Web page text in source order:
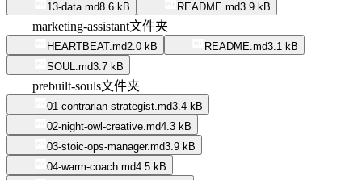
13-data.md8.6 kB README.md3.9 kB
marketing-assistant文件夹
HEARTBEAT.md2.0 kB README.md3.1 kB
SOUL.md3.7 kB
prebuilt-souls文件夹
01-contrarian-strategist.md3.4 kB
02-night-owl-creative.md4.3 kB
03-stoic-ops-manager.md3.9 kB
04-warm-coach.md4.5 kB